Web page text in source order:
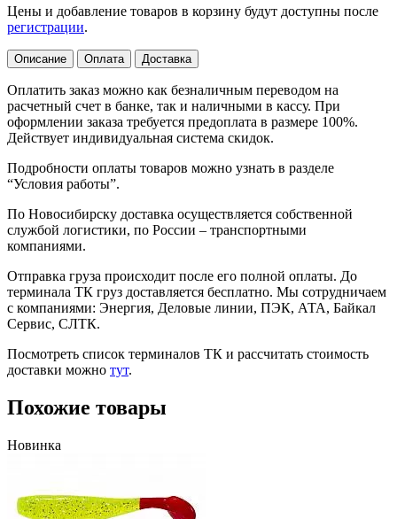
Цены и добавление товаров в корзину будут доступны после
регистрации.
Описание Оплата Доставка
Оплатить заказ можно как безналичным переводом на
расчетный счет в банке, так и наличными в кассу. При
оформлении заказа требуется предоплата в размере 100%.
Действует индивидуальная система скидок.
Подробности оплаты товаров можно узнать в разделе
“Условия работы”.
По Новосибирску доставка осуществляется собственной
службой логистики, по России – транспортными
компаниями.
Отправка груза происходит после его полной оплаты. До
терминала ТК груз доставляется бесплатно. Мы сотрудничаем
с компаниями: Энергия, Деловые линии, ПЭК, АТА, Байкал
Сервис, СЛТК.
Посмотреть список терминалов ТК и рассчитать стоимость
доставки можно тут.
Похожие товары
Новинка